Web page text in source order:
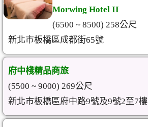
Morwing Hotel II
(6500 ~ 8500) 258公尺
新北市板橋區成都街65號
府中棧精品商旅
(5500 ~ 9000) 269公尺
新北市板橋區府中路9號及9號2至7樓